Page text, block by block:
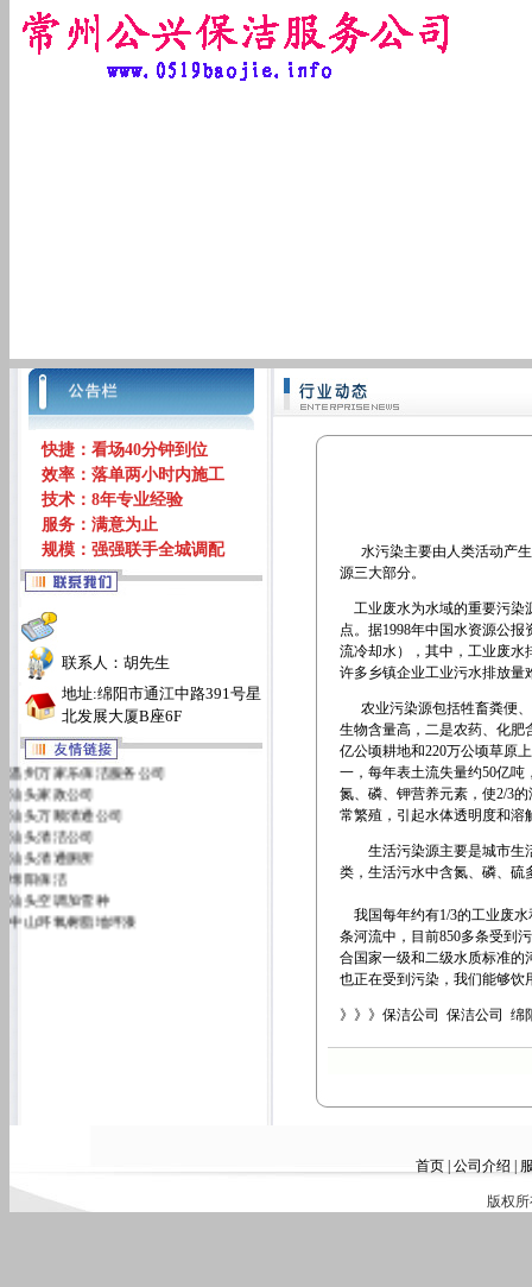
快捷：看场40分钟到位
效率：落单两小时内施工
技术：8年专业经验
服务：满意为止
规模：强强联手全城调配
联系人：胡先生
地址:绵阳市通江中路391号星
北发展大厦B座6F
温州万家乐保洁服务公司
汕头家政公司
汕头万顺清通公司
汕头清洁公司
汕头清通厕所
绵阳保洁
汕头空调加雪种
中山环氧树脂地坪漆
汕头万佳清洁服务有限公司
水污染主要由人类活动产生
源三大部分。
工业废水为水域的重要污染
点。据1998年中国水资源公
流冷却水），其中，工业废水
许多乡镇企业工业污水排放量
农业污染源包括牲畜粪便、
生物含量高，二是农药、化肥
亿公顷耕地和220万公顷草原
一，每年表土流失量约50亿
氮、磷、钾营养元素，使2/3
常繁殖，引起水体透明度和溶
生活污染源主要是城市生活
类，生活污水中含氮、磷、硫
我国每年约有1/3的工业废水
条河流中，目前850多条受到
合国家一级和二级水质标准的
也正在受到污染，我们能够饮
》》》保洁公司 保洁公司 绵
首页| 公司介绍
版权